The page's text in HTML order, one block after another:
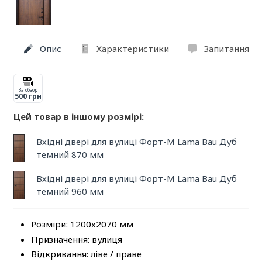
Опис Характеристики Запитання
За обзор
500 грн
Цей товар в іншому розмірі:
Вхідні двері для вулиці Форт-М Lama Bau Дуб
темний 870 мм
Вхідні двері для вулиці Форт-М Lama Bau Дуб
темний 960 мм
Розміри: 1200х2070 мм
Призначення: вулиця
Відкривання: ліве / праве